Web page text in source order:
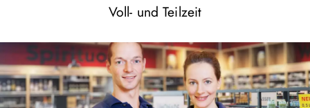
Voll- und Teilzeit